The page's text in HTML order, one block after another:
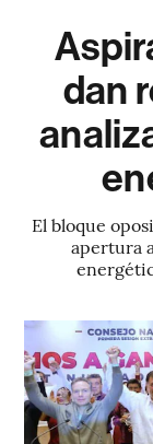
dan
El bloque
apertura